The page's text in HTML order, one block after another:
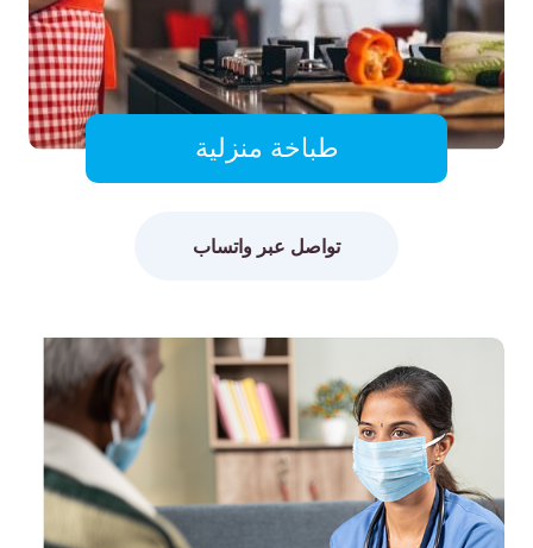
طباخة منزلية
تواصل عبر واتساب